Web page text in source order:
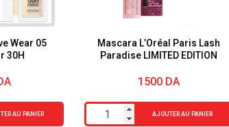
Wear 05
30H
AU PANIER
Mascara L’Oréal Paris Lash
Paradise LIMITED EDITION
1500 DA
quantité
AJOUTER AU PANIER